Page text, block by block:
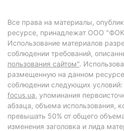
Все права на материалы,
ресурсе, принадлежат ООО
Использование материалов
соблюдении требований,
пользования сайтом".
размещенную на данном
соблюдении следующих условий:
focus.ua, упоминания
абзаца, объема использования,
превышать 50% от общего
изменения заголовка и лида